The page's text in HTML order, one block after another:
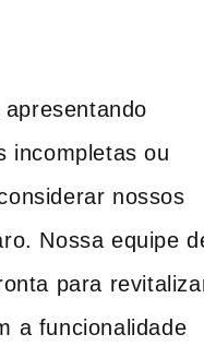
incompletas ou
nossos
Nossa equipe
para
a funcionalidade